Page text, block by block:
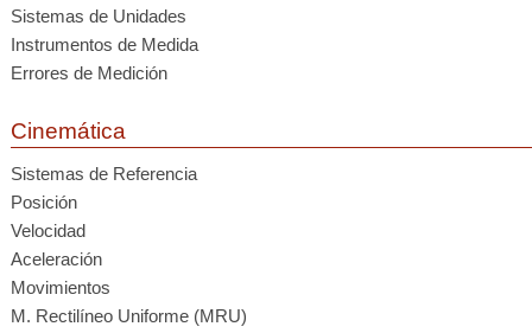
Sistemas de Unidades
Instrumentos de Medida
Errores de Medición
Cinemática
Sistemas de Referencia
Posición
Velocidad
Aceleración
Movimientos
M. Rectilíneo Uniforme (MRU)